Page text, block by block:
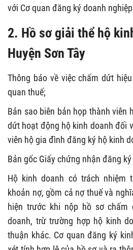
với Cơ quan đăng ký doanh
2. Hồ sơ giải thể hộ
Huyện Sơn Tây
Thông báo về việc chấm dứt
quan thuế;
Bản sao biên bản họp thành viên
dứt hoạt động hộ kinh doanh đối
viên hộ gia đình đăng ký hộ kinh
Bản gốc Giấy chứng nhận đăng
Hộ kinh doanh có trách nhiệm
khoản nợ, gồm cả nợ thuế và
hiện trước khi nộp hồ sơ
doanh, trừ trường hợp hộ kinh
thuận khác. Cơ quan đăng ký